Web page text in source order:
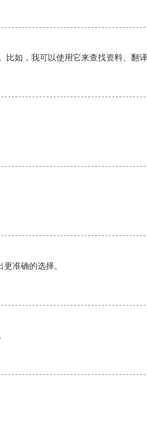
如，我可以使用它来查找资料、翻译
准确的选择。